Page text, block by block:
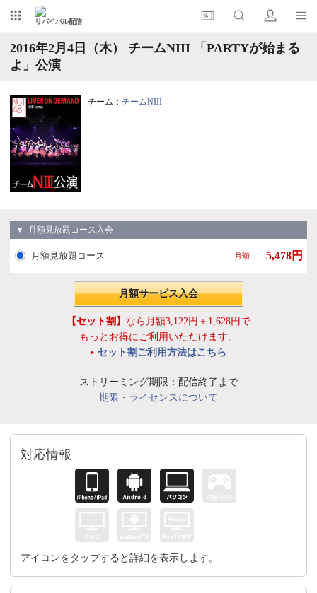
リバイバル配信
2016年2月4日（木） チームNIII 「PARTYが始まる
よ」公演
チーム： チームNIII
▼ 月額見放題コース入会
月額見放題コース 月額 5,478円
月額サービス入会
【セット割】 なら月額3,122円＋1,628円で
もっとお得にご利用いただけます。
セット割ご利用方法はこちら
ストリーミング期限：配信終了まで
期限・ライセンスについて
対応情報
アイコンをタップすると詳細を表示します。